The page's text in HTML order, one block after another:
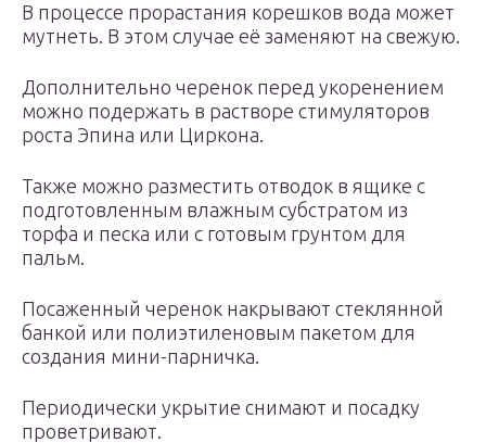
В процессе прорастания корешков вода может
мутнеть. В этом случае её заменяют на свежую.
Дополнительно черенок перед укоренением
можно подержать в растворе стимуляторов
роста Эпина или Циркона.
Также можно разместить отводок в ящике с
подготовленным влажным субстратом из
торфа и песка или с готовым грунтом для
пальм.
Посаженный черенок накрывают стеклянной
банкой или полиэтиленовым пакетом для
создания мини-парничка.
Периодически укрытие снимают и посадку
проветривают.